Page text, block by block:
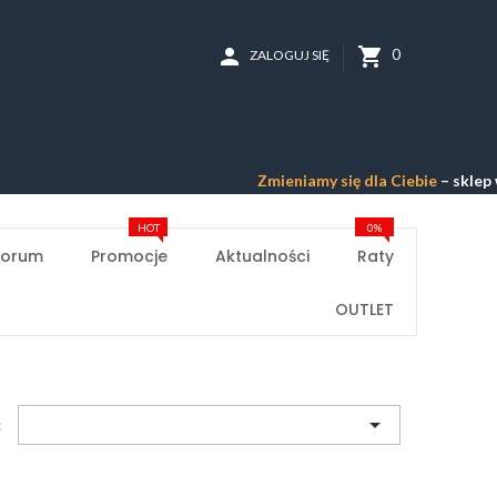
shopping_cart 0
person ZALOGUJ SIĘ
Zmieniamy się dla Ciebie– sklep w
Promocje
HOT
Aktualności Raty
0%
OUTLET
